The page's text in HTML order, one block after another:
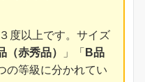
度以上です。サイズ
（赤秀品） 」「 B品
の等級に分かれてい